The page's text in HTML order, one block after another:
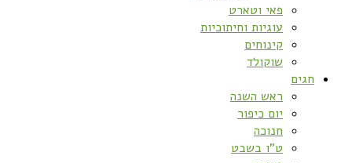
פאי וטארט
עוגיות וחיתוכיות
קינוחים
שוקולד
חגים
ראש השנה
יום כיפור
חנוכה
ט”ו בשבט